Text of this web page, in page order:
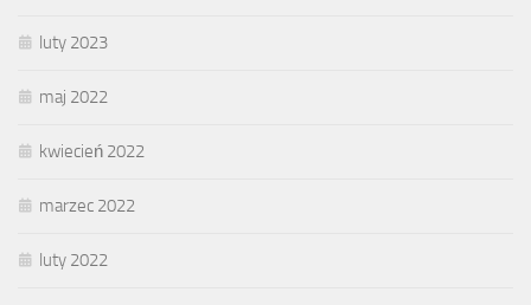
luty 2023
maj 2022
kwiecień 2022
marzec 2022
luty 2022